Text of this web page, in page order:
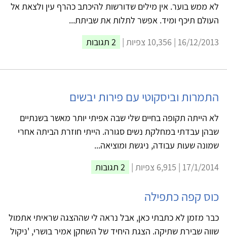
לא ממש בוער. אין מילים שדורשות להיכתב כהרף עין ולצאת אל
העולם תיכף ומיד. אפשר לתלות את שביתת...
16/12/2013 | 10,356 צפיות |
2 תגובות
התמרות וביסקוטי עם פירות יבשים
לא הייתה תקופה בחיים שלי שבה אפיתי יותר מאשר בשנתיים
שבהן עבדתי במחלקת נשים סגורה. הייתי חוזרת הביתה אחרי
שמונה שעות עבודה, ניגשת ומוציאה...
17/1/2014 | 6,915 צפיות |
2 תגובות
כוס קפה כתפילה
כבר מזמן לא כתבתי כאן, אבל נראה לי שההצגה שראיתי אתמול
שווה שבירת שתיקה. הצגת היחיד של השחקן אמיר בושרי, 'ניקול